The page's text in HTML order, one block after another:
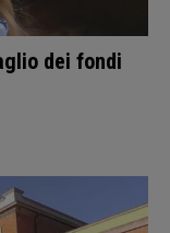
dei fondi